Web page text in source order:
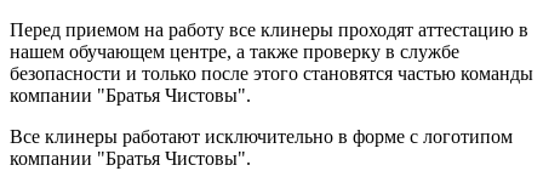
Перед приемом на работу все клинеры проходят аттестацию в
нашем обучающем центре, а также проверку в службе
безопасности и только после этого становятся частью команды
компании "Братья Чистовы".
Все клинеры работают исключительно в форме с логотипом
компании "Братья Чистовы".